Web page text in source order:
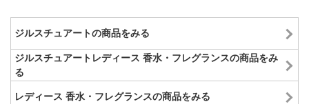
ジルスチュアートの商品をみる
ジルスチュアートレディース 香水・フレグランスの商品をみ
る
レディース 香水・フレグランスの商品をみる